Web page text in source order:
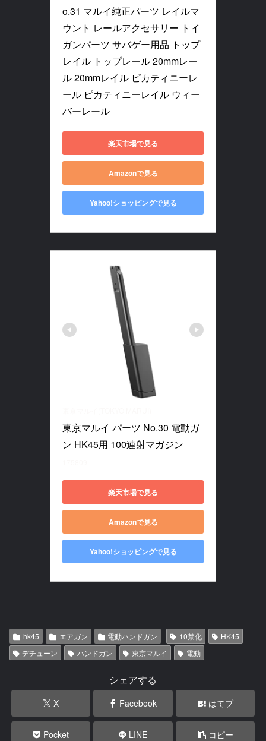
o.31 マルイ純正パーツ レイルマ
ウント レールアクセサリー トイ
ガンパーツ サバゲー用品 トップ
レイル トップレール 20mmレー
ル 20mmレイル ピカティニーレ
ール ピカティニーレイル ウィー
バーレール
楽天市場で見る
Amazonで見る
Yahoo!ショッピングで見る
東京マルイ パーツ No.30 電動ガ
ン HK45用 100連射マガジン
楽天市場で見る
Amazonで見る
Yahoo!ショッピングで見る
hk45 エアガン 電動ハンドガン 10禁化
HK45
デチューン
ハンドガン 東京マルイ 電動
シェアする
X Facebook はてブ
Pocket LINE コピー